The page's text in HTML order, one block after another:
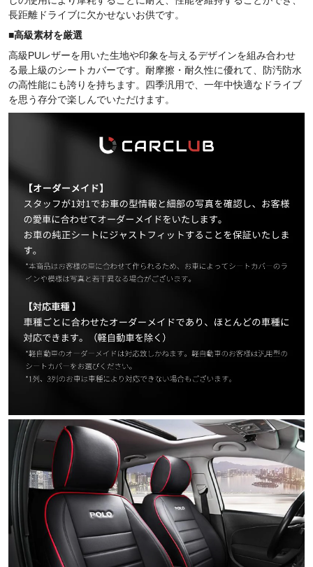
長距離ドライブに欠かせないお供です。
■高級素材を厳選
高級PUレザーを用いた生地や印象を与えるデザインを組み合わせ
る最上級のシートカバーです。耐摩擦・耐久性に優れて、防汚防水
の高性能にも誇りを持ちます。四季汎用で、一年中快適なドライブ
を思う存分で楽しんでいただけます。